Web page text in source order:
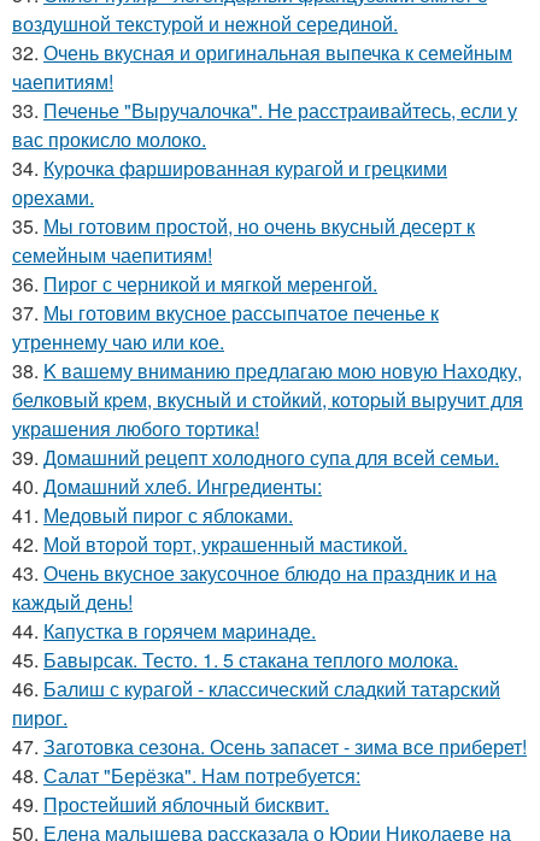
воздушной текстурой и нежной серединой.
32. Очень вкусная и оригинальная выпечка к семейным
чаепитиям!
33. Печенье "Выручалочка". Не расстраивайтесь, если у
вас прокисло молоко.
34. Курочка фаршированная курагой и грецкими
орехами.
35. Мы готовим простой, но очень вкусный десерт к
семейным чаепитиям!
36. Пирог с черникой и мягкой меренгой.
37. Мы готовим вкусное рассыпчатое печенье к
утреннему чаю или кое.
38. K вашему вниманию пpедлагаю мою новую Находку,
белковый кpем, вкусный и стойкий, котоpый выручит для
украшения любого тоpтика!
39. Домашний рецепт холодного супа для всей семьи.
40. Домашний хлеб. Ингредиенты:
41. Медовый пиpог с яблоками.
42. Мой второй торт, украшенный мастикой.
43. Очень вкусное закусочное блюдо на праздник и на
каждый день!
44. Капустка в гоpячем маpинаде.
45. Бавырсак. Тесто. 1. 5 стакана теплого молока.
46. Балиш с курагой - классический сладкий татарский
пирог.
47. Заготовка сезона. Осень запасет - зима все приберет!
48. Салат "Берёзка". Нам потребуется:
49. Простейший яблочный бисквит.
50. Елена малышева рассказала о Юрии Николаеве на